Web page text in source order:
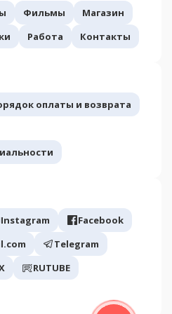
Фильмы
Магазин
Работа Контакты
оплаты и возврата
Instagram
Facebook
Telegram
RUTUBE